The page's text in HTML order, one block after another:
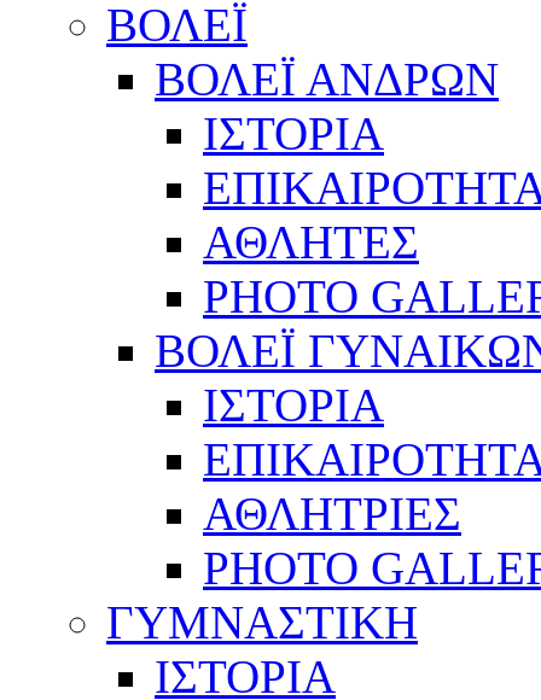
ΒΟΛΕΪ
ΒΟΛΕΪ ΑΝΔΡΩΝ
ΙΣΤΟΡΙΑ
ΑΘΛΗΤΕΣ
PHOTO
ΒΟΛΕΪ
ΙΣΤΟΡΙΑ
ΑΘΛΗΤΡΙΕΣ
PHOTO
ΓΥΜΝΑΣΤΙΚΗ
ΙΣΤΟΡΙΑ